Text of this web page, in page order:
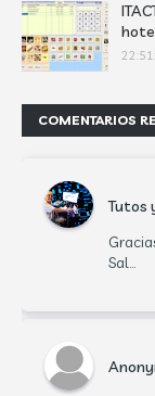
COMENTARIOS
Tutos
Sal...